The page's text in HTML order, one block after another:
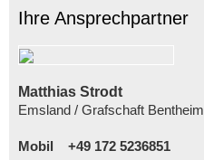
Ihre Ansprechpartner
Matthias Strodt
Emsland / Grafschaft Bentheim
Mobil +49 172 5236851